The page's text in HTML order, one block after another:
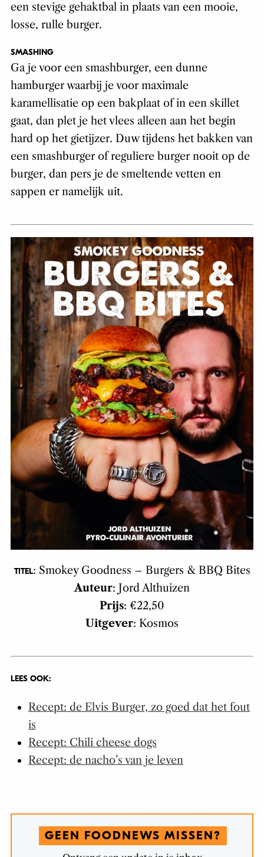
een stevige gehaktbal in plaats van een mooie,
losse, rulle burger.
SMASHING
Ga je voor een smashburger, een dunne
hamburger waarbij je voor maximale
karamellisatie op een bakplaat of in een skillet
gaat, dan plet je het vlees alleen aan het begin
hard op het gietijzer. Duw tijdens het bakken van
een smashburger of reguliere burger nooit op de
burger, dan pers je de smeltende vetten en
sappen er namelijk uit.
TITEL: Smokey Goodness – Burgers & BBQ Bites
Auteur: Jord Althuizen
Prijs: €22,50
Uitgever: Kosmos
LEES OOK:
Recept: de Elvis Burger, zo goed dat het fout
is
Recept: Chili cheese dogs
Recept: de nacho’s van je leven
GEEN FOODNEWS MISSEN?